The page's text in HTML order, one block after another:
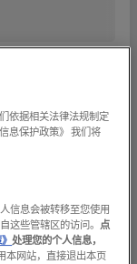
率
们依据相关法律法规制定
信息保护政策》 我们将
信息会被转移至您使用
这些管辖区的访问。 点
》处理您的个人信息，
本网站，直接退出本页